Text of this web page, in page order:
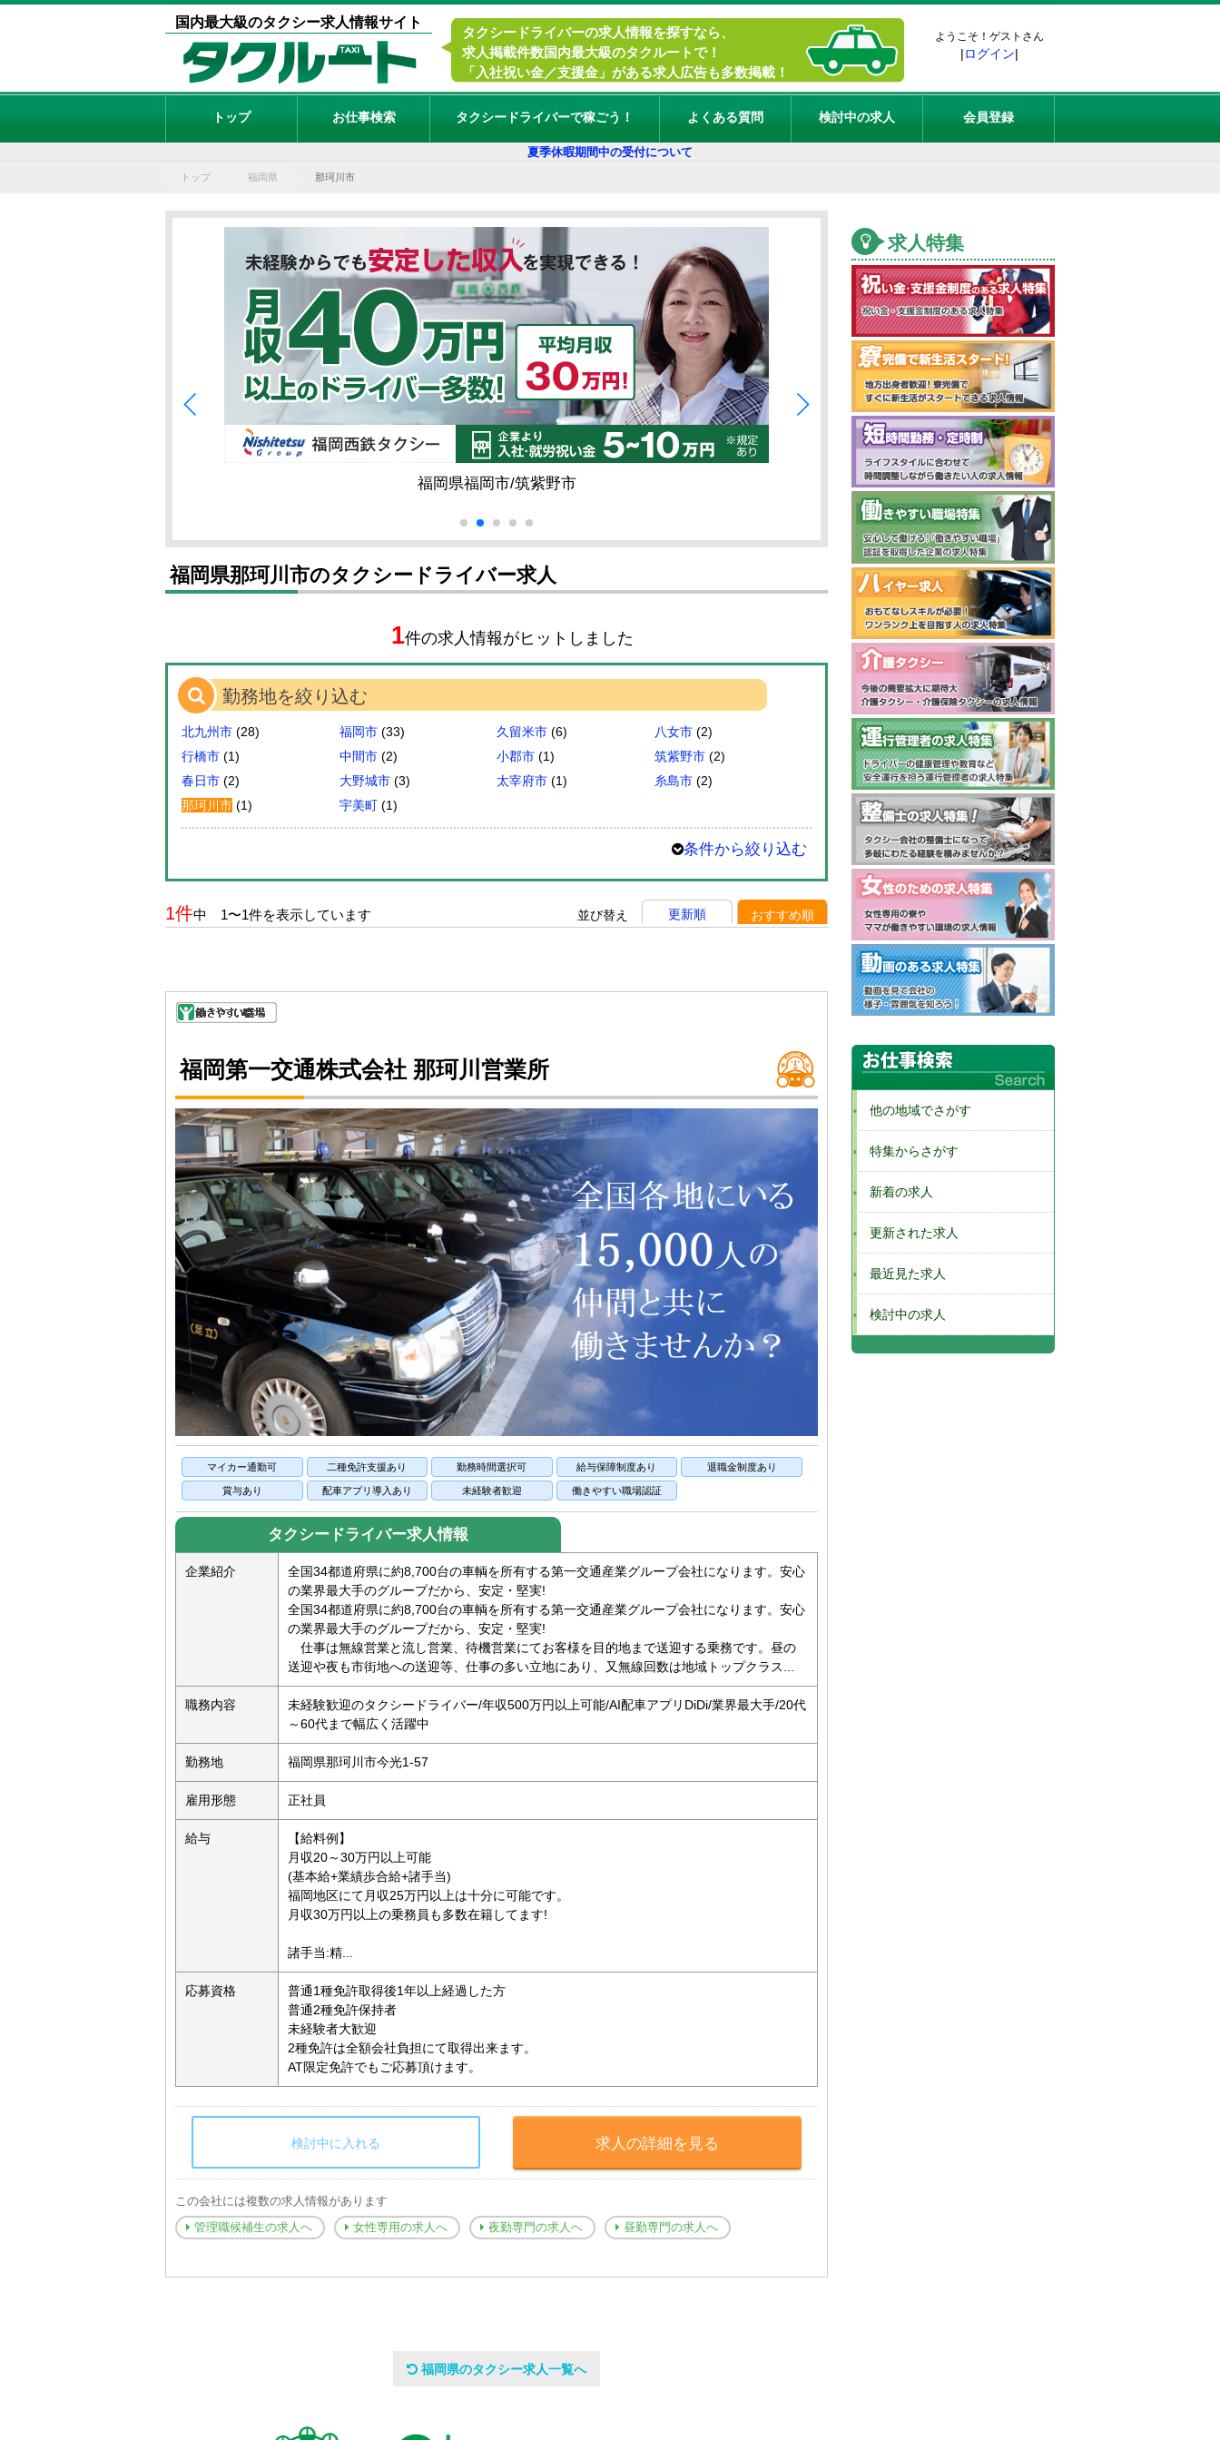
国内最大級のタクシー求人情報サイト
タクシードライバーの求人情報を探すなら、
求人掲載件数国内最大級のタクルートで！
「入社祝い金／支援金」がある求人広告も多数掲載！
ようこそ！ゲストさん
|ログイン|
トップ お仕事検索 タクシードライバーで稼ごう！ よくある質問 検討中の求人 会員登録
夏季休暇期間中の受付について
トップ 福岡県 那珂川市
福岡県福岡市/筑紫野市
福岡県那珂川市のタクシードライバー求人
1件の求人情報がヒットしました
勤務地を絞り込む
北九州市 (28) 福岡市 (33) 久留米市 (6) 八女市 (2)
行橋市 (1) 中間市 (2) 小郡市 (1) 筑紫野市 (2)
春日市 (2) 大野城市 (3) 太宰府市 (1) 糸島市 (2)
那珂川市 (1) 宇美町 (1)
条件から絞り込む
1件中 1〜1件を表示しています 並び替え 更新順 おすすめ順
福岡第一交通株式会社 那珂川営業所
マイカー通勤可 二種免許支援あり 勤務時間選択可 給与保障制度あり 退職金制度あり
賞与あり 配車アプリ導入あり 未経験者歓迎 働きやすい職場認証
タクシードライバー求人情報
企業紹介
全国34都道府県に約8,700台の車輌を所有する第一交通産業グループ会社になります。安心
の業界最大手のグループだから、安定・堅実!
全国34都道府県に約8,700台の車輌を所有する第一交通産業グループ会社になります。安心
の業界最大手のグループだから、安定・堅実!
仕事は無線営業と流し営業、待機営業にてお客様を目的地まで送迎する乗務です。昼の
送迎や夜も市街地への送迎等、仕事の多い立地にあり、又無線回数は地域トップクラス...
職務内容
未経験歓迎のタクシードライバー/年収500万円以上可能/AI配車アプリDiDi/業界最大手/20代
～60代まで幅広く活躍中
勤務地 福岡県那珂川市今光1-57
雇用形態 正社員
給与
【給料例】
月収20～30万円以上可能
(基本給+業績歩合給+諸手当)
福岡地区にて月収25万円以上は十分に可能です。
月収30万円以上の乗務員も多数在籍してます!
諸手当:精...
応募資格
普通1種免許取得後1年以上経過した方
普通2種免許保持者
未経験者大歓迎
2種免許は全額会社負担にて取得出来ます。
AT限定免許でもご応募頂けます。
検討中に入れる 求人の詳細を見る
この会社には複数の求人情報があります
管理職候補生の求人へ 女性専用の求人へ 夜勤専門の求人へ 昼勤専門の求人へ
福岡県のタクシー求人一覧へ
求人特集
他の地域でさがす
特集からさがす
新着の求人
更新された求人
最近見た求人
検討中の求人